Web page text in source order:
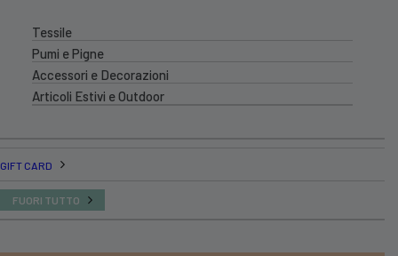
Tessile
Pumi e Pigne
Accessori e Decorazioni
Articoli Estivi e Outdoor
GIFT CARD
FUORI TUTTO